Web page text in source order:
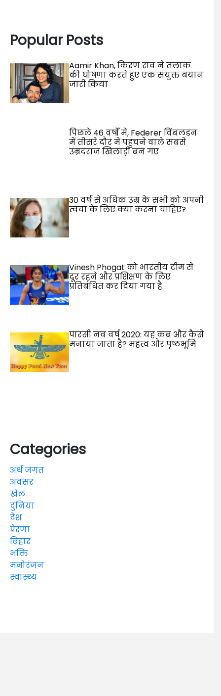
Popular Posts
Aamir Khan, किरण राव ने तलाक
की घोषणा करते हुए एक संयुक्त बयान
जारी किया
पिछले 46 वर्षों में, Federer विंबलडन
में तीसरे दौर में पहुंचने वाले सबसे
उम्रदराज खिलाड़ी बन गए
30 वर्ष से अधिक उम्र के सभी को अपनी
त्वचा के लिए क्या करना चाहिए?
Vinesh Phogat को भारतीय टीम से
दूर रहने और प्रशिक्षण के लिए
प्रतिबंधित कर दिया गया है
पारसी नव वर्ष 2020: यह कब और कैसे
मनाया जाता है? महत्व और पृष्ठभूमि
Categories
अर्थ जगत
अवसर
खेल
दुनिया
देश
प्रेरणा
बिहार
भक्ति
मनोरंजन
स्वास्थ्य